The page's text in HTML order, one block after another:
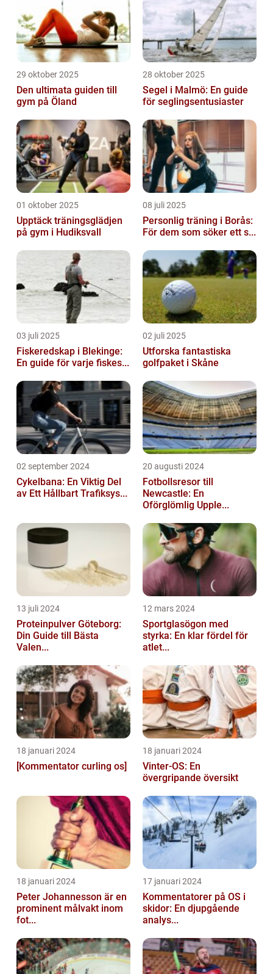
29 oktober 2025
Den ultimata guiden till
gym på Öland
28 oktober 2025
Segel i Malmö: En guide
för seglingsentusiaster
01 oktober 2025
Upptäck träningsglädjen
på gym i Hudiksvall
08 juli 2025
Personlig träning i Borås:
För dem som söker ett s...
03 juli 2025
Fiskeredskap i Blekinge:
En guide för varje fiskes...
02 juli 2025
Utforska fantastiska
golfpaket i Skåne
02 september 2024
Cykelbana: En Viktig Del
av Ett Hållbart Trafiksys...
20 augusti 2024
Fotbollsresor till
Newcastle: En
Oförglömlig Upple...
13 juli 2024
Proteinpulver Göteborg:
Din Guide till Bästa
Valen...
12 mars 2024
Sportglasögon med
styrka: En klar fördel för
atlet...
18 januari 2024
[Kommentator curling os]
18 januari 2024
Vinter-OS: En
övergripande översikt
18 januari 2024
Peter Johannesson är en
prominent målvakt inom
fot...
17 januari 2024
Kommentatorer på OS i
skidor: En djupgående
analys...